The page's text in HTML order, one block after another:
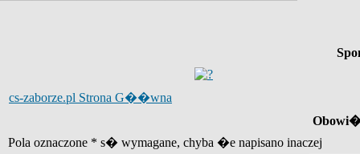
cs-zaborze.pl Strona G��wna
Pola oznaczone * s� wymagane, chyba �e napisano inaczej